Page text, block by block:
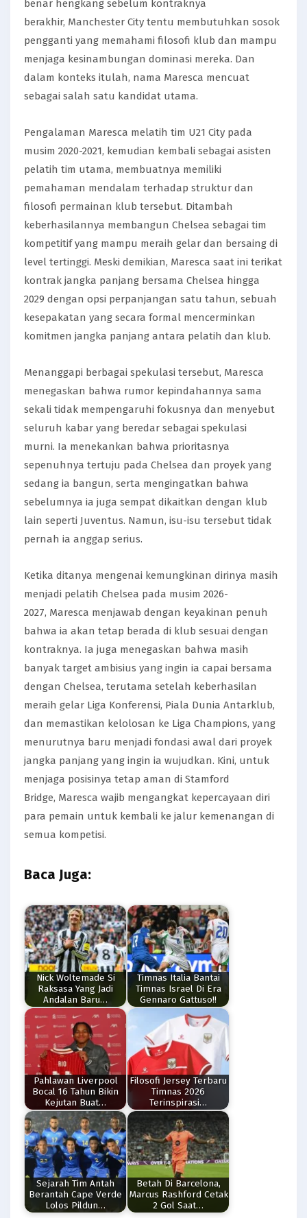
benar hengkang sebelum kontraknya
berakhir, Manchester City tentu membutuhkan sosok
pengganti yang memahami filosofi klub dan mampu
menjaga kesinambungan dominasi mereka. Dan
dalam konteks itulah, nama Maresca mencuat
sebagai salah satu kandidat utama.
Pengalaman Maresca melatih tim U21 City pada
musim 2020-2021, kemudian kembali sebagai asisten
pelatih tim utama, membuatnya memiliki
pemahaman mendalam terhadap struktur dan
filosofi permainan klub tersebut. Ditambah
keberhasilannya membangun Chelsea sebagai tim
kompetitif yang mampu meraih gelar dan bersaing di
level tertinggi. Meski demikian, Maresca saat ini terikat
kontrak jangka panjang bersama Chelsea hingga
2029 dengan opsi perpanjangan satu tahun, sebuah
kesepakatan yang secara formal mencerminkan
komitmen jangka panjang antara pelatih dan klub.
Menanggapi berbagai spekulasi tersebut, Maresca
menegaskan bahwa rumor kepindahannya sama
sekali tidak mempengaruhi fokusnya dan menyebut
seluruh kabar yang beredar sebagai spekulasi
murni. Ia menekankan bahwa prioritasnya
sepenuhnya tertuju pada Chelsea dan proyek yang
sedang ia bangun, serta mengingatkan bahwa
sebelumnya ia juga sempat dikaitkan dengan klub
lain seperti Juventus. Namun, isu-isu tersebut tidak
pernah ia anggap serius.
Ketika ditanya mengenai kemungkinan dirinya masih
menjadi pelatih Chelsea pada musim 2026-
2027, Maresca menjawab dengan keyakinan penuh
bahwa ia akan tetap berada di klub sesuai dengan
kontraknya. Ia juga menegaskan bahwa masih
banyak target ambisius yang ingin ia capai bersama
dengan Chelsea, terutama setelah keberhasilan
meraih gelar Liga Konferensi, Piala Dunia Antarklub,
dan memastikan kelolosan ke Liga Champions, yang
menurutnya baru menjadi fondasi awal dari proyek
jangka panjang yang ingin ia wujudkan. Kini, untuk
menjaga posisinya tetap aman di Stamford
Bridge, Maresca wajib mengangkat kepercayaan diri
para pemain untuk kembali ke jalur kemenangan di
semua kompetisi.
Baca Juga:
Nick Woltemade Si
Raksasa Yang Jadi
Andalan Baru…
Timnas Italia Bantai
Timnas Israel Di Era
Gennaro Gattuso!!
Pahlawan Liverpool
Bocal 16 Tahun Bikin
Kejutan Buat…
Filosofi Jersey Terbaru
Timnas 2026
Terinspirasi…
Sejarah Tim Antah
Berantah Cape Verde
Lolos Pildun…
Betah Di Barcelona,
Marcus Rashford Cetak
2 Gol Saat…